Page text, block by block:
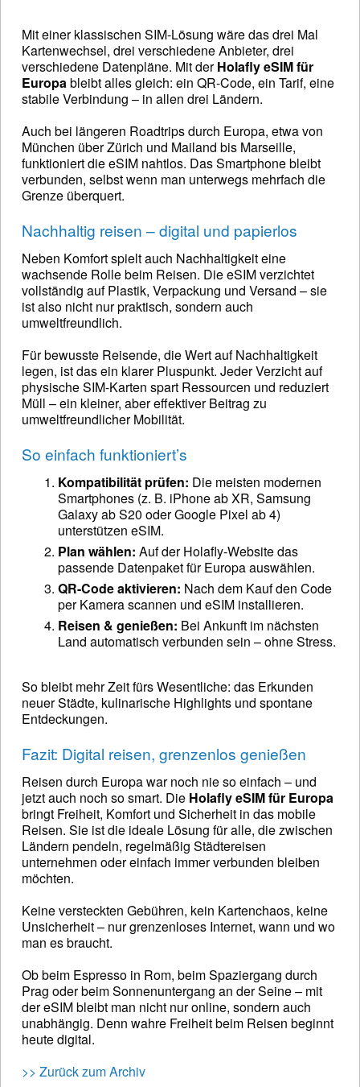
Mit einer klassischen SIM-Lösung wäre das drei Mal
Kartenwechsel, drei verschiedene Anbieter, drei
verschiedene Datenpläne. Mit derHolafly eSIM für
Europableibt alles gleich: ein QR-Code, ein Tarif, eine
stabile Verbindung – in allen drei Ländern.
Auch bei längeren Roadtrips durch Europa, etwa von
München über Zürich und Mailand bis Marseille,
funktioniert die eSIM nahtlos. Das Smartphone bleibt
verbunden, selbst wenn man unterwegs mehrfach die
Grenze überquert.
Nachhaltig reisen – digital und papierlos
Neben Komfort spielt auch Nachhaltigkeit eine
wachsende Rolle beim Reisen. Die eSIM verzichtet
vollständig auf Plastik, Verpackung und Versand – sie
ist also nicht nur praktisch, sondern auch
umweltfreundlich.
Für bewusste Reisende, die Wert auf Nachhaltigkeit
legen, ist das ein klarer Pluspunkt. Jeder Verzicht auf
physische SIM-Karten spart Ressourcen und reduziert
Müll – ein kleiner, aber effektiver Beitrag zu
umweltfreundlicher Mobilität.
So einfach funktioniert’s
Kompatibilität prüfen: Die meisten modernen
Smartphones (z. B. iPhone ab XR, Samsung
Galaxy ab S20 oder Google Pixel ab 4)
unterstützen eSIM.
Plan wählen: Auf der Holafly-Website das
passende Datenpaket für Europa auswählen.
QR-Code aktivieren: Nach dem Kauf den Code
per Kamera scannen und eSIM installieren.
Reisen & genießen: Bei Ankunft im nächsten
Land automatisch verbunden sein – ohne Stress.
So bleibt mehr Zeit fürs Wesentliche: das Erkunden
neuer Städte, kulinarische Highlights und spontane
Entdeckungen.
Fazit: Digital reisen, grenzenlos genießen
Reisen durch Europa war noch nie so einfach – und
jetzt auch noch so smart. Die Holafly eSIM für Europa
bringt Freiheit, Komfort und Sicherheit in das mobile
Reisen. Sie ist die ideale Lösung für alle, die zwischen
Ländern pendeln, regelmäßig Städtereisen
unternehmen oder einfach immer verbunden bleiben
möchten.
Keine versteckten Gebühren, kein Kartenchaos, keine
Unsicherheit – nur grenzenloses Internet, wann und wo
man es braucht.
Ob beim Espresso in Rom, beim Spaziergang durch
Prag oder beim Sonnenuntergang an der Seine – mit
der eSIM bleibt man nicht nur online, sondern auch
unabhängig. Denn wahre Freiheit beim Reisen beginnt
heute digital.
>> Zurück zum Archiv